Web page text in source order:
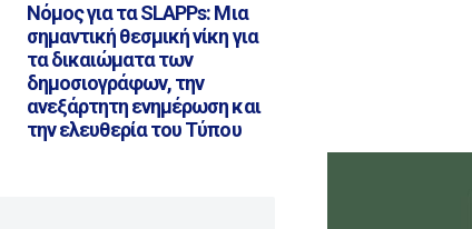
Νόμος για τα SLAPPs: Μια
σημαντική θεσμική νίκη για
τα δικαιώματα των
δημοσιογράφων, την
ανεξάρτητη ενημέρωση και
την ελευθερία του Τύπου